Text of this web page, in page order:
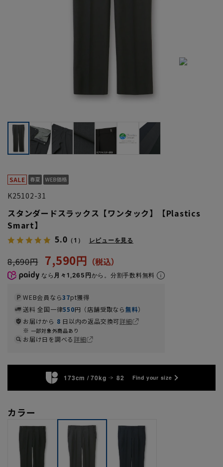
K25102-31
スタンダードスラックス【ワンタック】【Plastics
Smart】
5.0 （1） レビューを見る
8,690円 7,590円
なら 月々1,265円から。分割手数料無料
WEB会員なら37pt獲得
送料 全国一律550円（店舗受取なら無料）
お届けから 8 日以内の返品交換可詳細
一部対象外商品あり
お届け日を調べる詳細
173cm / 70kg 82 Find your size
カラー